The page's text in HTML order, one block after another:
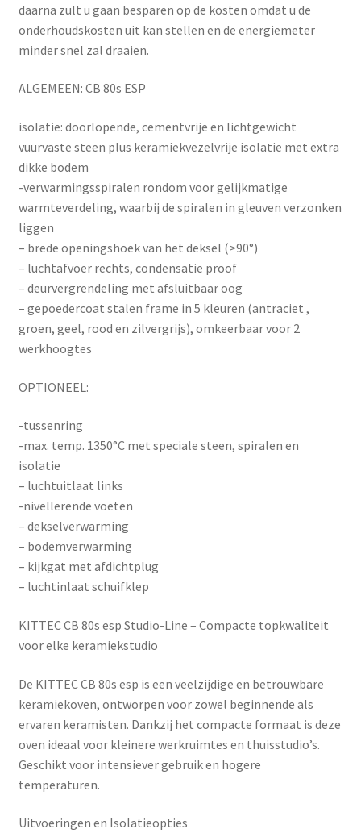
daarna zult u gaan besparen op de kosten omdat u de
onderhoudskosten uit kan stellen en de energiemeter
minder snel zal draaien.
ALGEMEEN: CB 80s ESP
isolatie: doorlopende, cementvrije en lichtgewicht
vuurvaste steen plus keramiekvezelvrije isolatie met extra
dikke bodem
-verwarmingsspiralen rondom voor gelijkmatige
warmteverdeling, waarbij de spiralen in gleuven verzonken
liggen
– brede openingshoek van het deksel (>90°)
– luchtafvoer rechts, condensatie proof
– deurvergrendeling met afsluitbaar oog
– gepoedercoat stalen frame in 5 kleuren (antraciet ,
groen, geel, rood en zilvergrijs), omkeerbaar voor 2
werkhoogtes
OPTIONEEL:
-tussenring
-max. temp. 1350°C met speciale steen, spiralen en
isolatie
– luchtuitlaat links
-nivellerende voeten
– dekselverwarming
– bodemverwarming
– kijkgat met afdichtplug
– luchtinlaat schuifklep
KITTEC CB 80s esp Studio-Line – Compacte topkwaliteit
voor elke keramiekstudio
De KITTEC CB 80s esp is een veelzijdige en betrouwbare
keramiekoven, ontworpen voor zowel beginnende als
ervaren keramisten. Dankzij het compacte formaat is deze
oven ideaal voor kleinere werkruimtes en thuisstudio’s.
Geschikt voor intensiever gebruik en hogere
temperaturen.
Uitvoeringen en Isolatieopties